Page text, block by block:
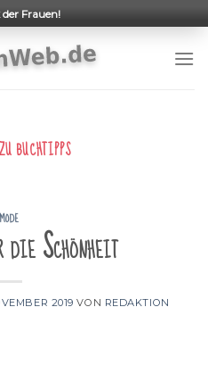
der Frauen!
BUCHTIPPS
MODE
Schönheit
2019 VON REDAKTION